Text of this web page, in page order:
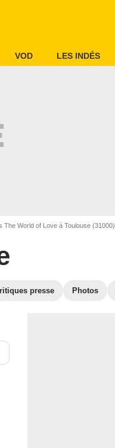
VOD LES INDÉS
The World of Love à Toulouse (31000)
presse Photos